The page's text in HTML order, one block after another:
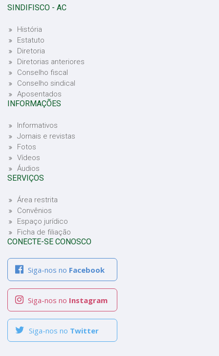
SINDIFISCO - AC
História
Estatuto
Diretoria
Diretorias anteriores
Conselho fiscal
Conselho sindical
Aposentados
INFORMAÇÕES
Informativos
Jornais e revistas
Fotos
Vídeos
Áudios
SERVIÇOS
Área restrita
Convênios
Espaço jurídico
Ficha de filiação
CONECTE-SE CONOSCO
Siga-nos no Facebook
Siga-nos no Instagram
Siga-nos no Twitter